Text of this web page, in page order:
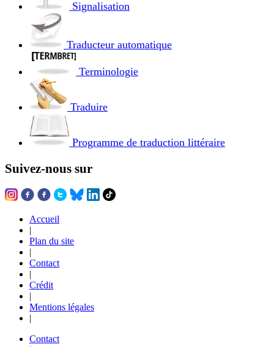
Signalisation
Traducteur automatique
Terminologie
Traduire
Programme de traduction littéraire
Suivez-nous sur
Accueil
|
Plan du site
|
Contact
|
Crédit
|
Mentions légales
|
Contact